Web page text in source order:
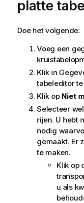
platte
Doe het volgende:
Voeg een
Klik in
tabeleditor te
Klik op Niet
Selecteer
rijen. U hebt
nodig
gemaakt. Er
te maken.
Klik op
u als